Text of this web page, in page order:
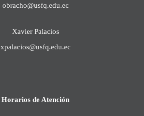
obracho@usfq.edu.ec
Xavier Palacios
xpalacios@usfq.edu.ec
Horarios de Atención